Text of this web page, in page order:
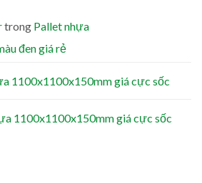
trong Pallet nhựa
đen giá rẻ
1100x1100x150mm giá cực sốc
1100x1100x150mm giá cực sốc